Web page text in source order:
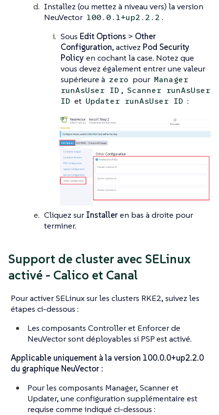
Installez (ou mettez à niveau vers) la version
NeuVector 100.0.1+up2.2.2 .
Sous Edit Options > Other
Configuration, activez Pod Security
Policy en cochant la case. Notez que
vous devez également entrer une valeur
supérieure à zero pour Manager
runAsUser ID , Scanner runAsUser
ID et Updater runAsUser ID :
Cliquez sur Installeren bas à droite pour
terminer.
Support de cluster avec SELinux
activé - Calico et Canal
Pour activer SELinux sur les clusters RKE2, suivez les
étapes ci-dessous :
Les composants Controller et Enforcer de
NeuVector sont déployables si PSP est activé.
Applicable uniquement à la version 100.0.0+up2.2.0
du graphique NeuVector :
Pour les composants Manager, Scanner et
Updater, une configuration supplémentaire est
requise comme indiqué ci-dessous :